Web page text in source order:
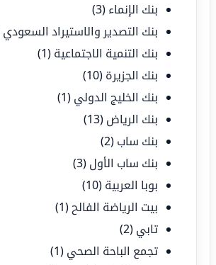
بنك الإنماء (3)
بنك التصدير والاستيراد السعودي
بنك التنمية الاجتماعية (1)
بنك الجزيرة (10)
بنك الخليج الدولي (1)
بنك الرياض (13)
بنك ساب (2)
بنك ساب الأول (3)
بوبا العربية (10)
بيت الرياضة الفالح (1)
تابي (2)
تجمع الباحة الصحي (1)